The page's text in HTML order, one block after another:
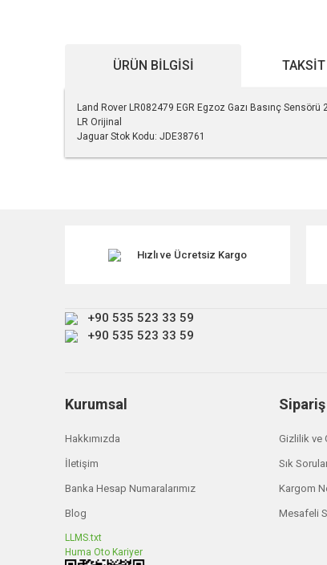
ÜRÜN BILGISI TAKSIT
Land Rover LR082479 EGR Egzoz Gazı Basınç
LR Orijinal
Jaguar Stok Kodu: JDE38761
Ürün açıklamasında eksik bilgiler bulunuyor.
Bu ürüne benzer farklı alternatifler olmalı.
Hızlı ve Ücretsiz Kargo
+90 535 523 33 59
+90 535 523 33 59
Kurumsal
Hakkımızda
İletişim
Banka Hesap Numaralarımız
Blog
LLMS.txt
Huma Oto Kariyer
Gizlilik ve
Sık
Kargom
Mesafeli